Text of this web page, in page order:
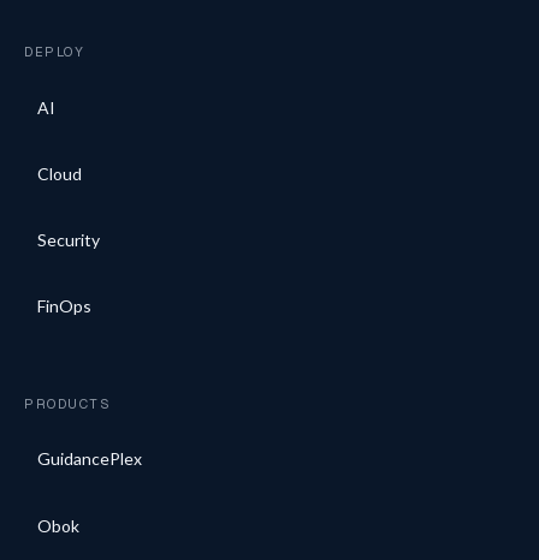
DEPLOY
AI
Cloud
Security
FinOps
PRODUCTS
GuidancePlex
Obok